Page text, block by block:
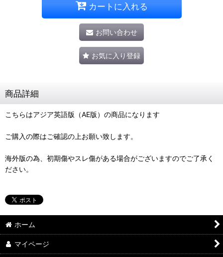
カートに入れる
お問い合わせ
お気に入り登録
商品詳細
こちらはアジア英語版（AE版）の商品になります
ご購入の際はご確認の上お願い致します。
海外版の為、初期傷やスレ傷がある場合がございますのでご了承く
ださい。
ホーム
マイページ